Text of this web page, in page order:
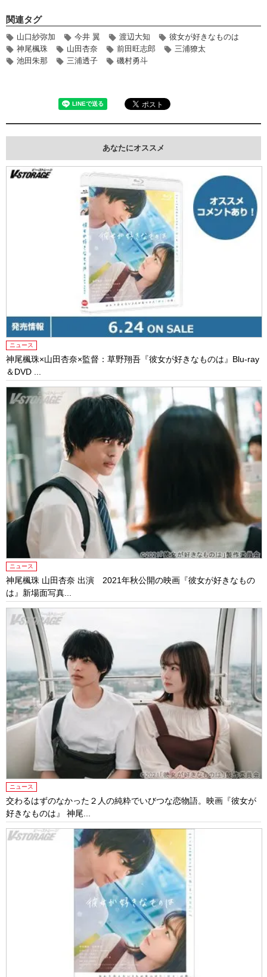
関連タグ
山口紗弥加 今井 翼 渡辺大知
彼女が好きなものは
神尾楓珠
山田杏奈 前田旺志郎
三浦獠太
池田朱那
三浦透子 磯村勇斗
あなたにオススメ
ニュース
神尾楓珠×山田杏奈×監督：草野翔吾『彼女が好きなものは』Blu-ray
＆DVD ...
ニュース
神尾楓珠 山田杏奈 出演 2021年秋公開の映画『彼女が好きなもの
は』新場面写真...
ニュース
交わるはずのなかった２人の純粋でいびつな恋物語。映画『彼女が
好きなものは』 神尾...